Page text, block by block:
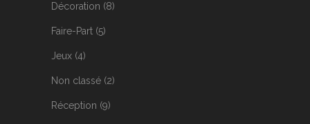
Décoration (8)
Faire-Part (5)
Jeux (4)
Non classé (2)
Réception (9)